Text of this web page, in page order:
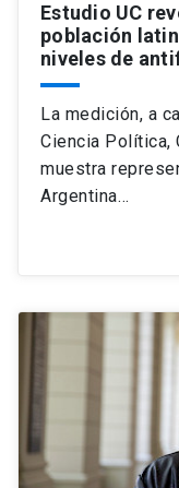
Estudio UC
población
niveles de
La medición, a
Ciencia Política,
muestra
Argentina…